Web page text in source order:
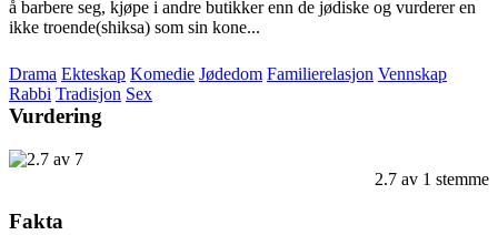
å barbere seg, kjøpe i andre butikker enn de jødiske og vurderer en
ikke troende(shiksa) som sin kone...
Drama Ekteskap Komedie Jødedom Familierelasjon Vennskap
Rabbi Tradisjon Sex
Vurdering
2.7 av 1 stemme
Fakta